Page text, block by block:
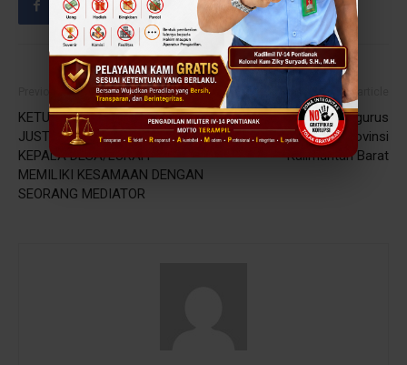
Previous article
KETUA MA: PARALEGAL
JUSTICE AWARD, PERAN
KEPALA DESA/LURAH
MEMILIKI KESAMAAN DENGAN
SEORANG MEDIATOR
Next article
Pertemuan Rutin Pengurus
Dharmayukti Karini Se-Provinsi
Kalimantan Barat